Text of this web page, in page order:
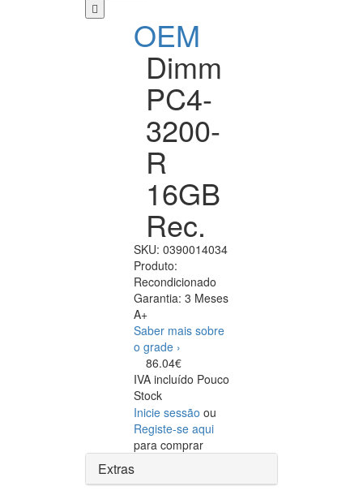
OEM
Dimm
PC4-
3200-
R
16GB
Rec.
SKU: 0390014034
Produto:
Recondicionado
Garantia: 3 Meses
A+
Saber mais sobre
o grade ›
86.04€
IVA incluído Pouco
Stock
Inicie sessão ou
Registe-se aqui
para comprar
Extras